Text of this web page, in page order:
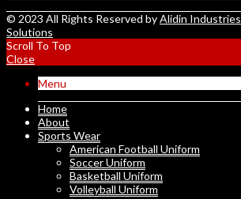
© 2023 All Rights Reserved byAlidin Industries
Solutions
Scroll To Top
Close
Menu
Home
About
Sports Wear
American Football Uniform
Soccer Uniform
Basketball Uniform
Volleyball Uniform